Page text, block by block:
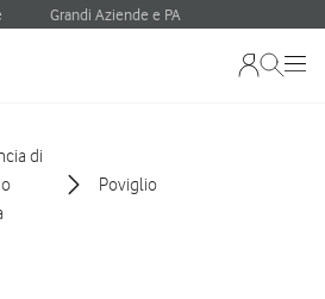
Grandi Aziende e PA
di
Poviglio